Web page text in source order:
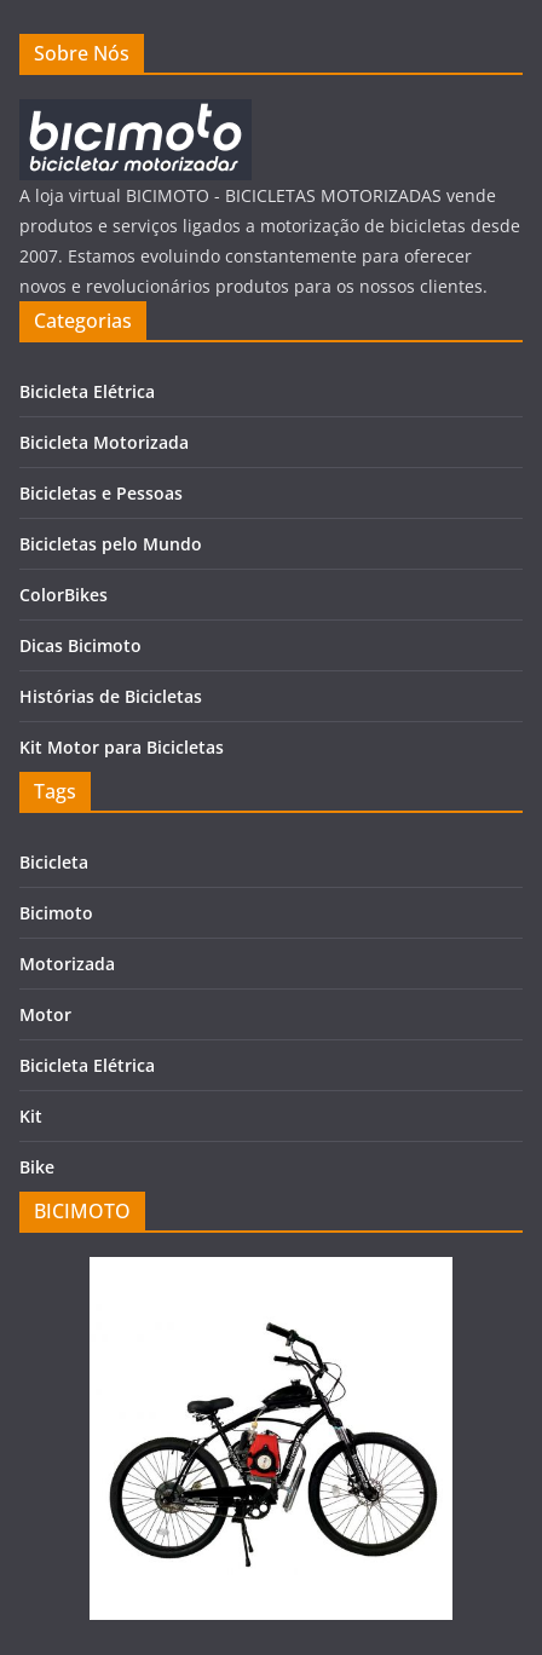
Sobre Nós
A loja virtual BICIMOTO - BICICLETAS MOTORIZADAS vende
produtos e serviços ligados a motorização de bicicletas desde
2007. Estamos evoluindo constantemente para oferecer
novos e revolucionários produtos para os nossos clientes.
Categorias
Bicicleta Elétrica
Bicicleta Motorizada
Bicicletas e Pessoas
Bicicletas pelo Mundo
ColorBikes
Dicas Bicimoto
Histórias de Bicicletas
Kit Motor para Bicicletas
Tags
Bicicleta
Bicimoto
Motorizada
Motor
Bicicleta Elétrica
Kit
Bike
BICIMOTO